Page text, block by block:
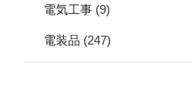
電気工事 (9)
電装品 (247)